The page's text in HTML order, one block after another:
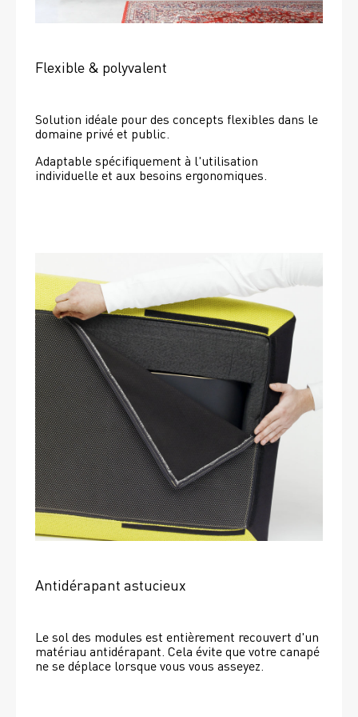
Flexible & polyvalent
Solution idéale pour des concepts flexibles dans le
domaine privé et public.
Adaptable spécifiquement à l'utilisation
individuelle et aux besoins ergonomiques.
Antidérapant astucieux
Le sol des modules est entièrement recouvert d'un
matériau antidérapant. Cela évite que votre canapé
ne se déplace lorsque vous vous asseyez.